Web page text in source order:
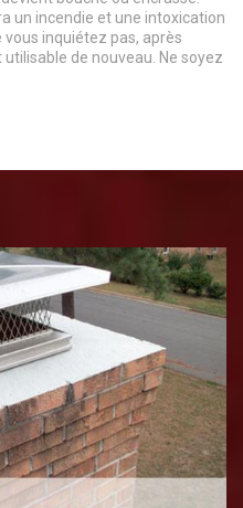
un incendie et une intoxication
inquiétez pas, après
de nouveau. Ne soyez